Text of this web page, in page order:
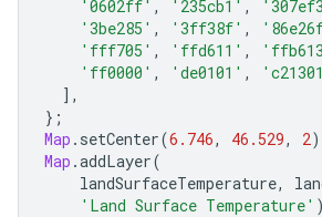
'0602ff' , '235cb1' ,
'3be285' , '3ff38f' ,
'fff705' , 'ffd611' ,
'ff0000' , 'de0101' ,
],
};
Map . setCenter(6.746, 46.529, 2
Map .addLayer(
landSurfaceTemperature,
'Land Surface Temperature'